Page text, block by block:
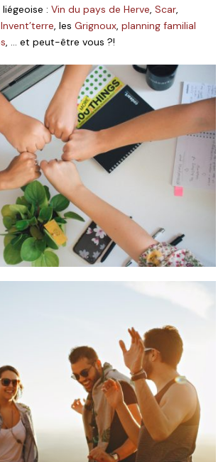
: Vin du pays de Herve, Scar,
Invent’terre, les Grignoux, planning familial
, … et peut-être vous ?!